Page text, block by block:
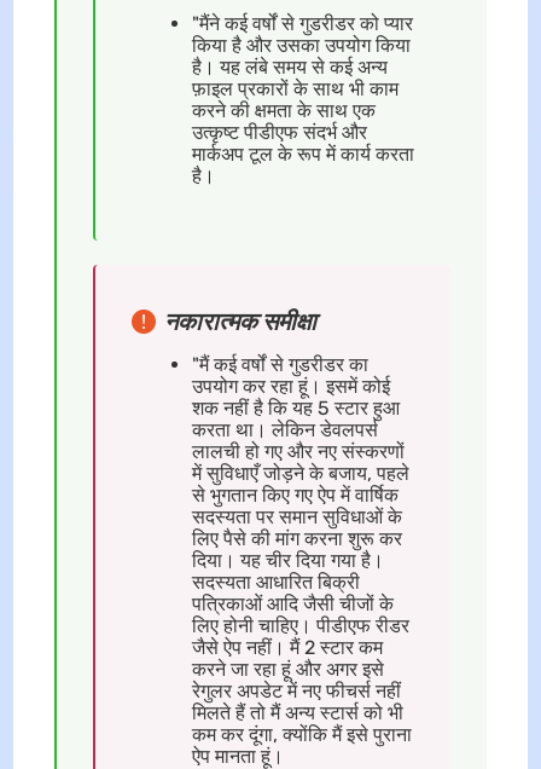
"मैंने कई वर्षों से गुडरीडर को प्यार
किया है और उसका उपयोग किया
है। यह लंबे समय से कई अन्य
फ़ाइल प्रकारों के साथ भी काम
करने की क्षमता के साथ एक
उत्कृष्ट पीडीएफ संदर्भ और
मार्कअप टूल के रूप में कार्य करता
है।
नकारात्मक समीक्षा
"मैं कई वर्षों से गुडरीडर का
उपयोग कर रहा हूं। इसमें कोई
शक नहीं है कि यह 5 स्टार हुआ
करता था। लेकिन डेवलपर्स
लालची हो गए और नए संस्करणों
में सुविधाएँ जोड़ने के बजाय, पहले
से भुगतान किए गए ऐप में वार्षिक
सदस्यता पर समान सुविधाओं के
लिए पैसे की मांग करना शुरू कर
दिया। यह चीर दिया गया है।
सदस्यता आधारित बिक्री
पत्रिकाओं आदि जैसी चीजों के
लिए होनी चाहिए। पीडीएफ रीडर
जैसे ऐप नहीं। मैं 2 स्टार कम
करने जा रहा हूं और अगर इसे
रेगुलर अपडेट में नए फीचर्स नहीं
मिलते हैं तो मैं अन्य स्टार्स को भी
कम कर दूंगा, क्योंकि मैं इसे पुराना
ऐप मानता हूं।